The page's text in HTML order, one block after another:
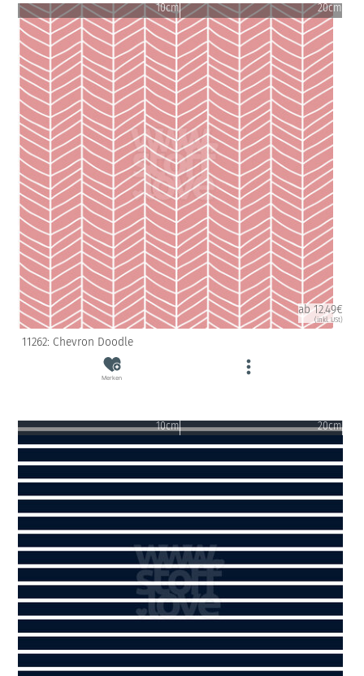
10cm 20cm
ab 12.49€
(inkl. USt)
11262: Chevron Doodle
Merken
10cm 20cm